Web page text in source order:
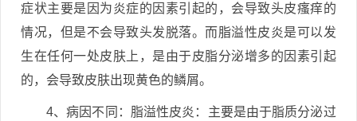
症状主要是因为炎症的因素引起的，会导致头皮瘙痒的
情况，但是不会导致头发脱落。而脂溢性皮炎是可以发
生在任何一处皮肤上，是由于皮脂分泌增多的因素引起
的，会导致皮肤出现黄色的鳞屑。
4、病因不同：脂溢性皮炎：主要是由于脂质分泌过